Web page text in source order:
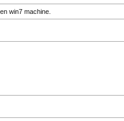
win7 machine.